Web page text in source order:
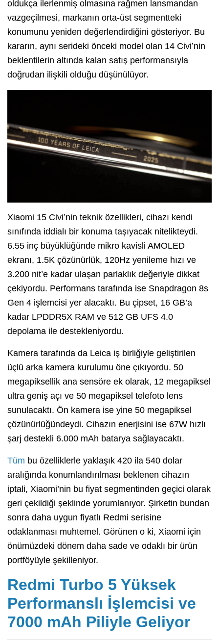
oldukça ilerlenmiş olmasına rağmen lansmandan
vazgeçilmesi, markanın orta-üst segmentteki
konumunu yeniden değerlendirdiğini gösteriyor. Bu
kararın, aynı serideki önceki model olan 14 Civi’nin
beklentilerin altında kalan satış performansıyla
doğrudan ilişkili olduğu düşünülüyor.
Xiaomi 15 Civi’nin teknik özellikleri, cihazı kendi
sınıfında iddialı bir konuma taşıyacak nitelikteydi.
6.55 inç büyüklüğünde mikro kavisli AMOLED
ekranı, 1.5K çözünürlük, 120Hz yenileme hızı ve
3.200 nit’e kadar ulaşan parlaklık değeriyle dikkat
çekiyordu. Performans tarafında ise Snapdragon 8s
Gen 4 işlemcisi yer alacaktı. Bu çipset, 16 GB’a
kadar LPDDR5X RAM ve 512 GB UFS 4.0
depolama ile destekleniyordu.
Kamera tarafında da Leica iş birliğiyle geliştirilen
üçlü arka kamera kurulumu öne çıkıyordu. 50
megapiksellik ana sensöre ek olarak, 12 megapiksel
ultra geniş açı ve 50 megapiksel telefoto lens
sunulacaktı. Ön kamera ise yine 50 megapiksel
çözünürlüğündeydi. Cihazın enerjisini ise 67W hızlı
şarj destekli 6.000 mAh batarya sağlayacaktı.
Tüm bu özelliklerle yaklaşık 420 ila 540 dolar
aralığında konumlandırılması beklenen cihazın
iptali, Xiaomi’nin bu fiyat segmentinden geçici olarak
geri çekildiği şeklinde yorumlanıyor. Şirketin bundan
sonra daha uygun fiyatlı Redmi serisine
odaklanması muhtemel. Görünen o ki, Xiaomi için
önümüzdeki dönem daha sade ve odaklı bir ürün
portföyüyle şekilleniyor.
Redmi Turbo 5 Yüksek
Performanslı İşlemcisi ve
7000 mAh Piliyle Geliyor